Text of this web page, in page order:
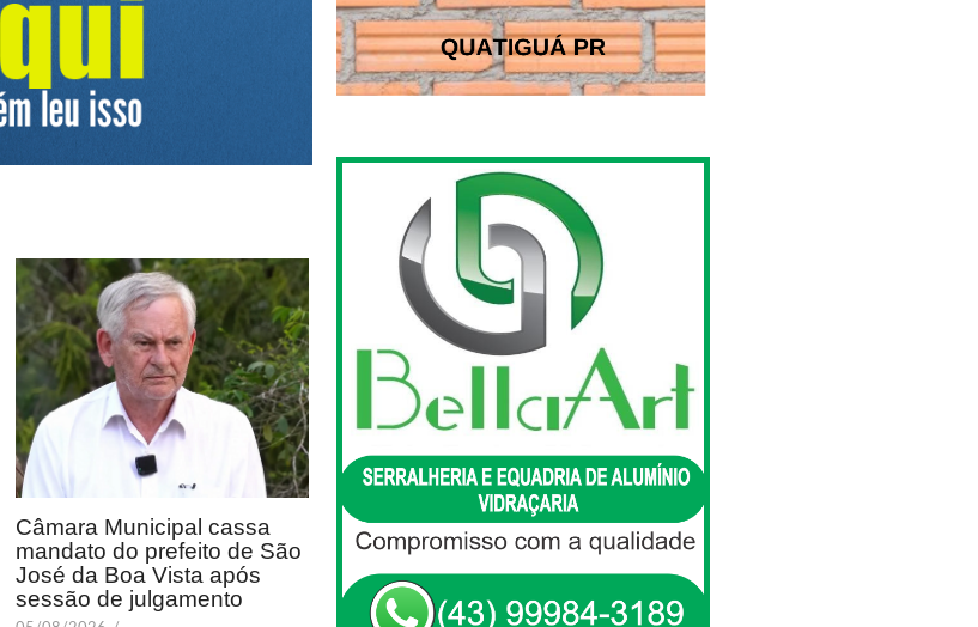
Câmara Municipal cassa
mandato do prefeito de São
José da Boa Vista após
sessão de julgamento